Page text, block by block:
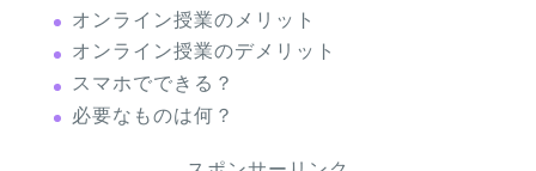
オンライン授業のメリット
オンライン授業のデメリット
スマホでできる？
必要なものは何？